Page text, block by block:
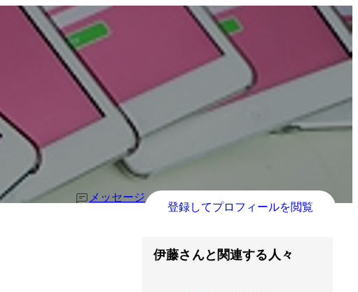
メッセージ
登録してプロフィールを閲覧
伊藤さんと関連する人々